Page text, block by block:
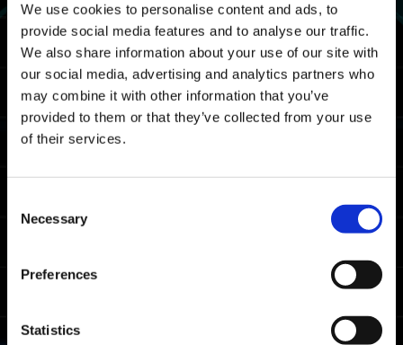
We use cookies to personalise content and ads, to
provide social media features and to analyse our traffic.
We also share information about your use of our site with
our social media, advertising and analytics partners who
may combine it with other information that you’ve
provided to them or that they’ve collected from your use
of their services.
Selection
Necessary
Preferences
Statistics
02:59 UTC
フィールド
時空の狭間
報酬
取得条件
ランク
獲得ランクアワー
マスター